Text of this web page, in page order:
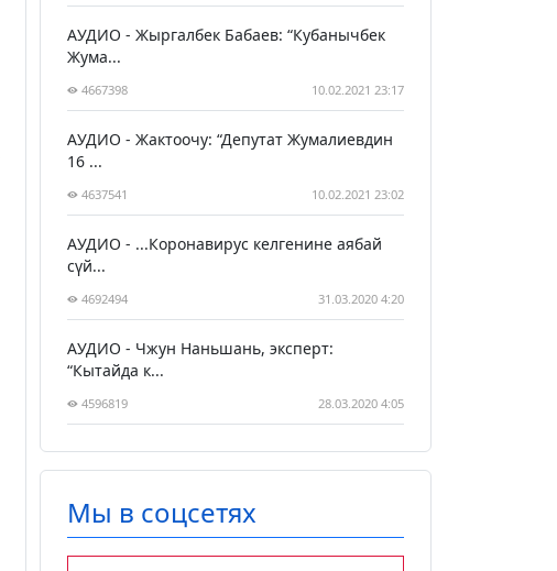
АУДИО - Жыргалбек Бабаев: “Кубанычбек
Жума...
4667398 10.02.2021 23:17
АУДИО - Жактоочу: “Депутат Жумалиевдин
16 ...
4637541 10.02.2021 23:02
АУДИО - ...Коронавирус келгенине аябай
сүй...
4692494 31.03.2020 4:20
АУДИО - Чжун Наньшань, эксперт:
“Кытайда к...
4596819 28.03.2020 4:05
Мы в соцсетях